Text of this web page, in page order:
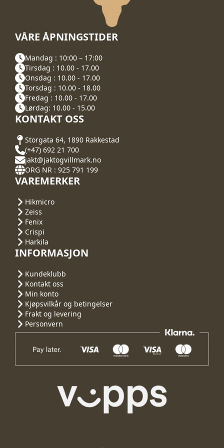
VÅRE ÅPNINGSTIDER
Mandag : 10:00 – 17:00
Tirsdag : 10.00 - 17.00
Onsdag : 10.00 - 17.00
Torsdag : 10.00 - 18.00
Fredag : 10.00 - 17.00
Lørdag: 10.00 - 15.00
KONTAKT OSS
Storgata 64, 1890 Rakkestad
(+47) 692 21 700
jakt@jaktogvillmark.no
ORG NR : 925 791 199
VAREMERKER
Hikmicro
Zeiss
Fenix
Crispi
Harkila
INFORMASJON
Kundeklubb
Kontakt oss
Min konto
Kjøpsvilkår og betingelser
Frakt og levering
Personvern